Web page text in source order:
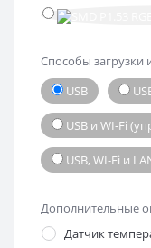
Способы
USB
USB и WI-Fi
USB, WI-Fi и
Дополнительные
Датчик